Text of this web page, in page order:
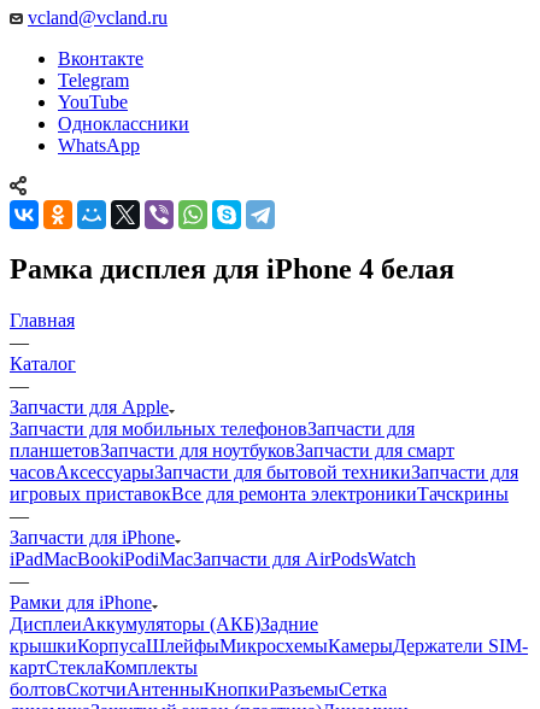
Рамка дисплея для iPhone 4 белая
Главная
—
Каталог
Запчасти для Apple
Запчасти для мобильных телефоновЗапчасти для
часовАксессуары
игровых приставок
—
Запчасти для iPhone
iPadMacBookiPodiMac
—
Рамки для iPhone
ДисплеиАккумуляторы (АКБ)Задние
крышкиКорпусаШлейфыМикросхемыКамерыДержатели SIM-
карт
болтовСкотчиАнтенны
динамикаЗащитный экран (пластина)Динамики
слуховые
SIM-картПодсветки дисплея
—Рамка дисплея для iPhone 4 белая